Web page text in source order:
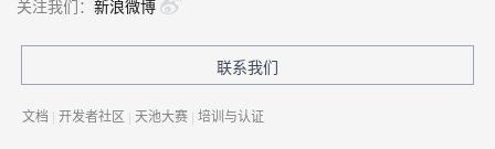
关注我们： 新浪微博
联系我们
文档 | 开发者社区 | 天池大赛 | 培训与认证